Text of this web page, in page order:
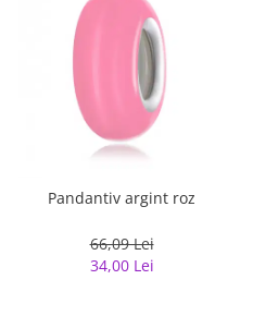
Pandantiv argint roz
66,09 Lei
34,00 Lei